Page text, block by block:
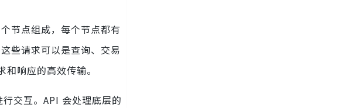
节点组成，每个节点都有
些请求可以是查询、交易
响应的高效传输。
交互。API 会处理底层的